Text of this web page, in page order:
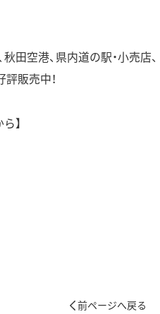
田空港、県内道の駅・小売店、
販売中！
】
前ページへ戻る